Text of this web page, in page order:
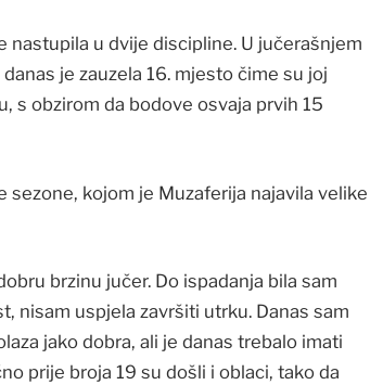
nastupila u dvije discipline. U jučerašnjem
je zauzela 16. mjesto čime su joj
s obzirom da bodove osvaja prvih 15
sezone, kojom je Muzaferija najavila velike
brzinu jučer. Do ispadanja bila sam
nisam uspjela završiti utrku. Danas sam
jako dobra, ali je danas trebalo imati
prije broja 19 su došli i oblaci, tako da